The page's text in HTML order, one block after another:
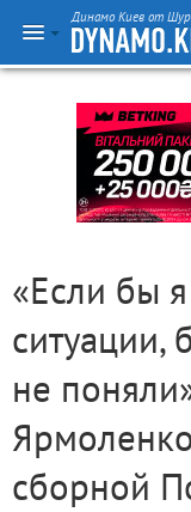
Динамо Киев от
«Если бы
ситуации,
не
сборной